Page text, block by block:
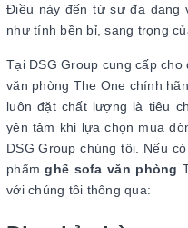
Điều này đến từ sự đa dạng
như tính bền bỉ, sang trọng
Tại DSG Group cung cấp
văn phòng The One chính
luôn đặt chất lượng là tiêu
yên tâm khi lựa chọn mua
DSG Group chúng tôi. Nếu
phẩmghế sofa văn phòng
với chúng tôi thông qua: